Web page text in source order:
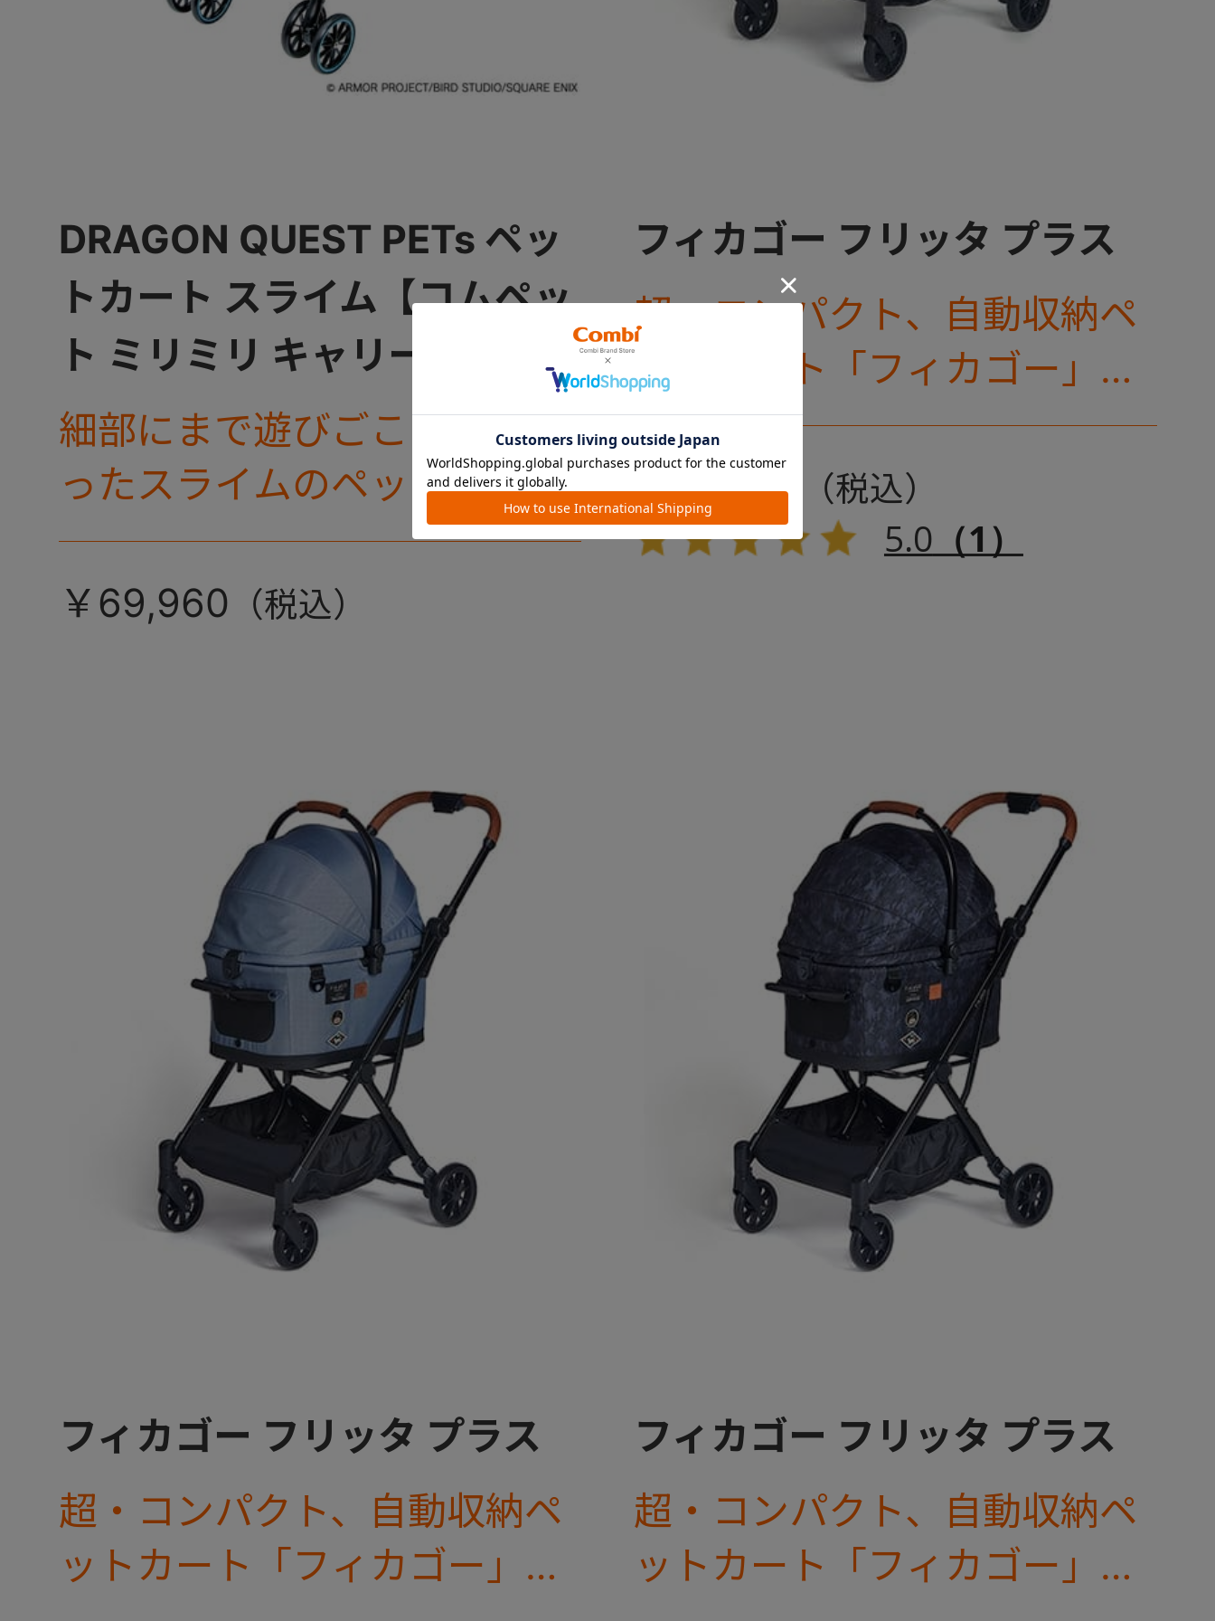
DRAGON QUEST PETs ペッ
トカート スライム【コムペッ
ト ミリミリ キャリー】
細部にまで遊びごころが詰ま
ったスライムのペットカー
ト。
￥69,960
フィカゴー フリッタ プラス
超・コンパクト、自動収納ペ
ットカート「フィカゴー」に
キャビン着脱タイプが新登
場！
￥62,700
5.0 （1）
フィカゴー フリッタ プラス
超・コンパクト、自動収納ペ
ットカート「フィカゴー」に
フィカゴー フリッタ プラス
超・コンパクト、自動収納ペ
ットカート「フィカゴー」に